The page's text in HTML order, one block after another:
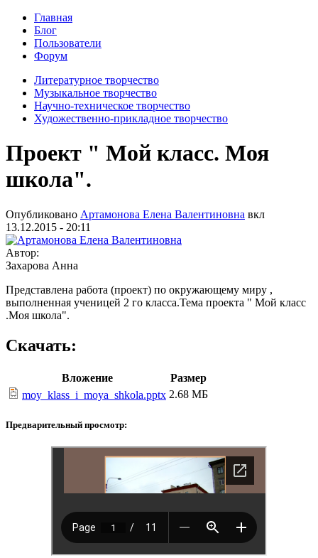
Главная
Блог
Пользователи
Форум
Литературное творчество
Музыкальное творчество
Научно-техническое творчество
Художественно-прикладное творчество
Проект " Мой класс. Моя
школа".
Опубликовано Артамонова Елена Валентиновна вкл
13.12.2015 - 20:11
Автор:
Захарова Анна
Представлена работа (проект) по окружающему миру ,
выполненная ученицей 2 го класса.Тема проекта " Мой класс
.Моя школа".
Скачать:
Вложение
Размер
moy_klass_i_moya_shkola.pptx 2.68 МБ
Предварительный просмотр: